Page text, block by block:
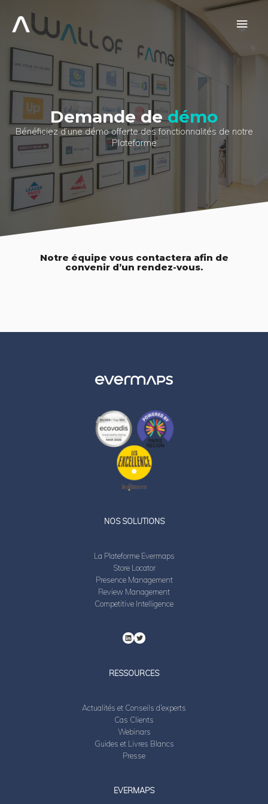
contenu
Demande dedémo
Bénéficiez d’une démo offerte des fonctionnalités de notre
Plateforme
Notre équipe vous contactera afin de
convenir d’un rendez-vous.
NOS SOLUTIONS
La Plateforme Evermaps
Store Locator
Presence Management
Review Management
Competitive Intelligence
RESSOURCES
Actualités et Conseils d’experts
Cas Clients
Webinars
Guides et Livres Blancs
Presse
EVERMAPS